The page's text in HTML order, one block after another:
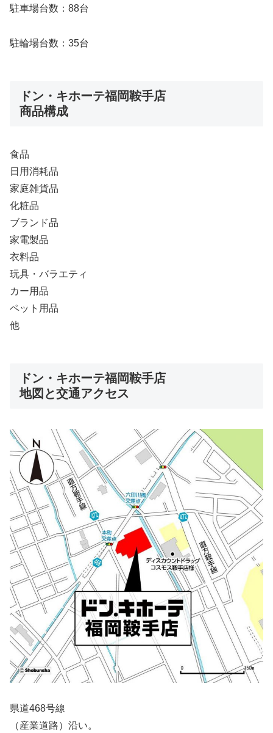
駐車場台数：88台
駐輪場台数：35台
ドン・キホーテ福岡鞍手店
商品構成
食品
日用消耗品
家庭雑貨品
化粧品
ブランド品
家電製品
衣料品
玩具・バラエティ
カー用品
ペット用品
他
ドン・キホーテ福岡鞍手店
地図と交通アクセス
県道468号線
（産業道路）沿い。